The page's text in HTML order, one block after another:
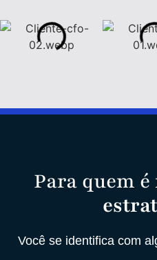
Para quem é
Você se identifica com